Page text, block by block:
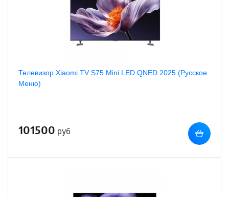
Телевизор Xiaomi TV S75 Mini LED QNED 2025 (Русское
Меню)
101500 руб